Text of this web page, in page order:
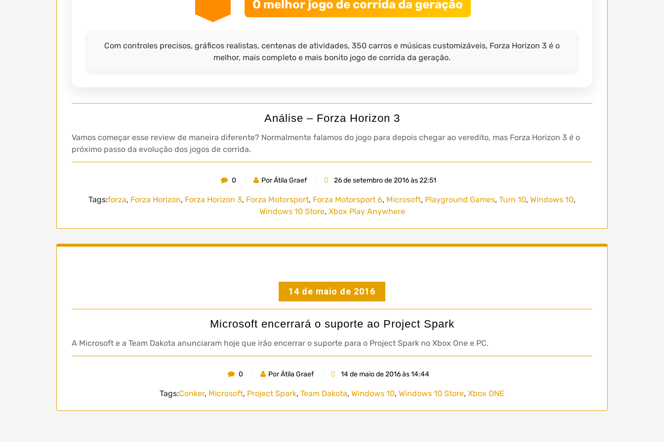
O melhor jogo de corrida da geração
Com controles precisos, gráficos realistas, centenas de atividades, 350 carros e músicas customizáveis, Forza Horizon 3 é o
melhor, mais completo e mais bonito jogo de corrida da geração.
Análise – Forza Horizon 3
Vamos começar esse review de maneira diferente? Normalmente falamos do jogo para depois chegar ao veredito, mas Forza Horizon 3 é o
próximo passo da evolução dos jogos de corrida.
0 Por Átila Graef 26 de setembro de 2016 às 22:51
Tags:forza, Forza Horizon, Forza Horizon 3, Forza Motorsport, Forza Motorsport 6, Microsoft, Playground Games, Turn 10, Windows 10,
Windows 10 Store, Xbox Play Anywhere
14 de maio de 2016
Microsoft encerrará o suporte ao Project Spark
A Microsoft e a Team Dakota anunciaram hoje que irão encerrar o suporte para o Project Spark no Xbox One e PC.
0 Por Átila Graef 14 de maio de 2016 às 14:44
Tags:Conker, Microsoft, Project Spark, Team Dakota, Windows 10, Windows 10 Store, Xbox ONE